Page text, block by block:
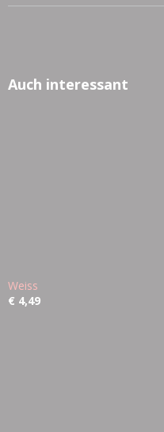
Auch interessant
Weiss
€ 4,49